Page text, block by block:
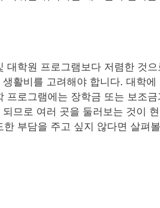
대학원 프로그램보다 저렴한 것
활비를 고려해야 합니다. 대학
프로그램에는 장학금 또는 보조
므로 여러 곳을 둘러보는 것이
부담을 주고 싶지 않다면 살펴